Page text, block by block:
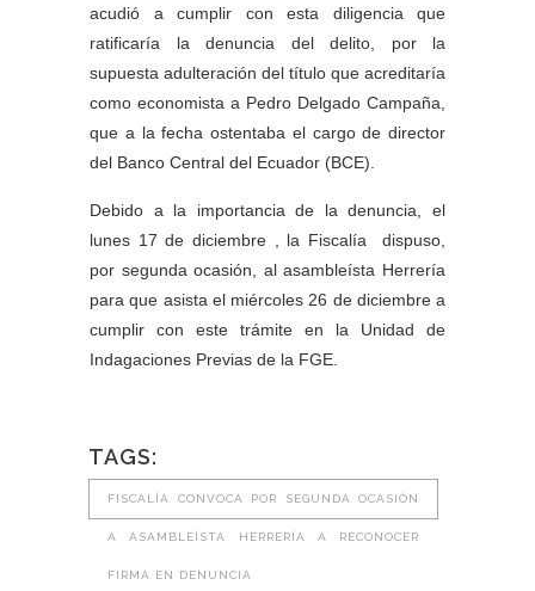
acudió a cumplir con esta diligencia que
ratificaría la denuncia del delito, por la
supuesta adulteración del título que acreditaría
como economista a Pedro Delgado Campaña,
que a la fecha ostentaba el cargo de director
del Banco Central del Ecuador (BCE).
Debido a la importancia de la denuncia, el
lunes 17 de diciembre , la Fiscalía dispuso,
por segunda ocasión, al asambleísta Herrería
para que asista el miércoles 26 de diciembre a
cumplir con este trámite en la Unidad de
Indagaciones Previas de la FGE.
TAGS:
FISCALÍA CONVOCA POR SEGUNDA OCASIÓN
A ASAMBLEÍSTA HERRERÍA A RECONOCER
FIRMA EN DENUNCIA